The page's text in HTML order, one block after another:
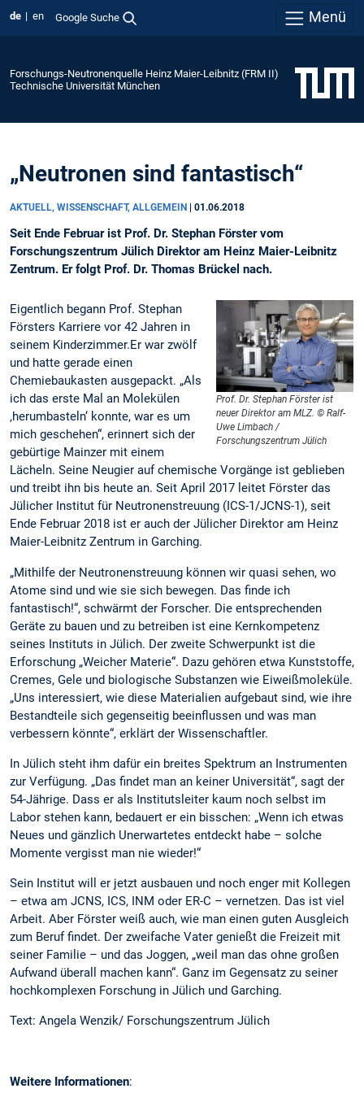
de en Google Suche Menü
Forschungs-Neutronenquelle Heinz Maier-Leibnitz (FRM II)
Technische Universität München
„Neutronen sind fantastisch“
AKTUELL, WISSENSCHAFT, ALLGEMEIN 01.06.2018
Seit Ende Februar ist Prof. Dr. Stephan Förster vom
Forschungszentrum Jülich Direktor am Heinz Maier-Leibnitz
Zentrum. Er folgt Prof. Dr. Thomas Brückel nach.
Prof. Dr. Stephan Förster ist
neuer Direktor am MLZ. © Ralf-
Uwe Limbach /
Forschungszentrum Jülich
Eigentlich begann Prof. Stephan
Försters Karriere vor 42 Jahren in
seinem Kinderzimmer.Er war zwölf
und hatte gerade einen
Chemiebaukasten ausgepackt. „Als
ich das erste Mal an Molekülen
‚herumbasteln‘ konnte, war es um
mich geschehen“, erinnert sich der
gebürtige Mainzer mit einem
Lächeln. Seine Neugier auf chemische Vorgänge ist geblieben
und treibt ihn bis heute an. Seit April 2017 leitet Förster das
Jülicher Institut für Neutronenstreuung (ICS-1/JCNS-1), seit
Ende Februar 2018 ist er auch der Jülicher Direktor am Heinz
Maier-Leibnitz Zentrum in Garching.
„Mithilfe der Neutronenstreuung können wir quasi sehen, wo
Atome sind und wie sie sich bewegen. Das finde ich
fantastisch!“, schwärmt der Forscher. Die entsprechenden
Geräte zu bauen und zu betreiben ist eine Kernkompetenz
seines Instituts in Jülich. Der zweite Schwerpunkt ist die
Erforschung „Weicher Materie“. Dazu gehören etwa Kunststoffe,
Cremes, Gele und biologische Substanzen wie Eiweißmoleküle.
„Uns interessiert, wie diese Materialien aufgebaut sind, wie ihre
Bestandteile sich gegenseitig beeinflussen und was man
verbessern könnte“, erklärt der Wissenschaftler.
In Jülich steht ihm dafür ein breites Spektrum an Instrumenten
zur Verfügung. „Das findet man an keiner Universität“, sagt der
54-Jährige. Dass er als Institutsleiter kaum noch selbst im
Labor stehen kann, bedauert er ein bisschen: „Wenn ich etwas
Neues und gänzlich Unerwartetes entdeckt habe – solche
Momente vergisst man nie wieder!“
Sein Institut will er jetzt ausbauen und noch enger mit Kollegen
– etwa am JCNS, ICS, INM oder ER-C – vernetzen. Das ist viel
Arbeit. Aber Förster weiß auch, wie man einen guten Ausgleich
zum Beruf findet. Der zweifache Vater genießt die Freizeit mit
seiner Familie – und das Joggen, „weil man das ohne großen
Aufwand überall machen kann“. Ganz im Gegensatz zu seiner
hochkomplexen Forschung in Jülich und Garching.
Text: Angela Wenzik/ Forschungszentrum Jülich
Weitere Informationen: